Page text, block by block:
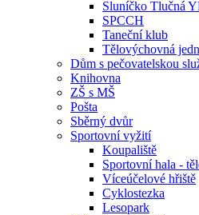
Sluníčko Tlučná
SPCCH
Taneční klub
Tělovýchovná
Dům s pečovatelskou
Knihovna
ZŠ s MŠ
Pošta
Sběrný dvůr
Sportovní vyžití
Koupaliště
Sportovní hala -
Víceúčelové hřiště
Cyklostezka
Lesopark